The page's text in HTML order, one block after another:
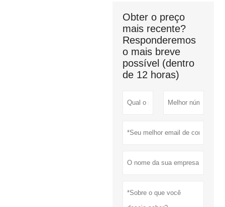
Obter o preço
mais recente?
Responderemos
o mais breve
possível (dentro
de 12 horas)